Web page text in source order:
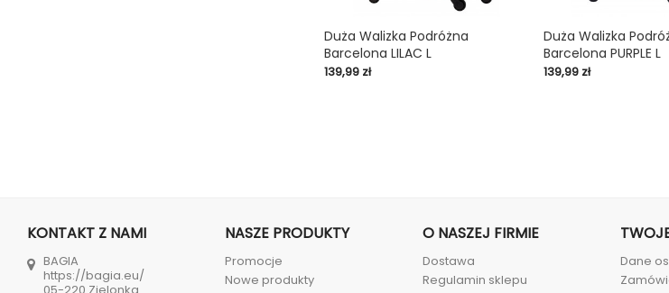
Duża Walizka Podróżna
Barcelona LILAC L
Cena
139,99 zł
shopping_cart
Duża Walizka
Barcelona PURPLE L
Cena
139,99 zł
shopping_cart
KONTAKT Z NAMI
BAGIA
https://bagia.eu/
NASZE PRODUKTY
Promocje
Nowe produkty
O NASZEJ FIRMIE
Dostawa
Regulamin sklepu
Dane